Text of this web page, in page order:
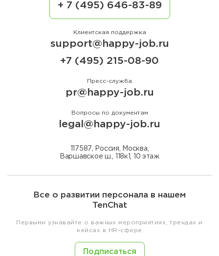
+ 7 (495) 646-83-89
Клиентская поддержка
support@happy-job.ru
+7 (495) 215-08-90
Пресс-служба
pr@happy-job.ru
Вопросы по документам
legal@happy-job.ru
117587, Россия, Москва,
Варшавское ш., 118к1, 10 этаж
Все о развитии персонала в нашем
TenChat
Первыми узнавайте о важных мероприятиях, трендах и
кейсах в HR-сфере
Подписаться